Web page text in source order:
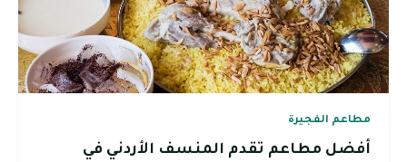
مطاعم الفجيرة
أفضل مطاعم تقدم المنسف الأردني في